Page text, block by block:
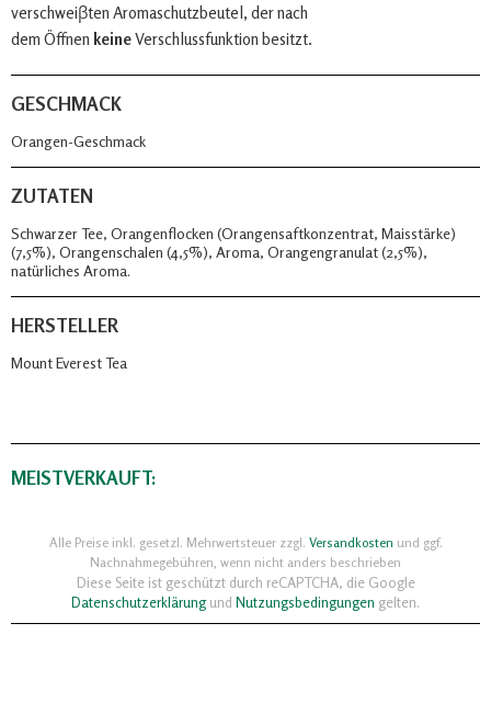
verschweiβten Aromaschutzbeutel, der nach
dem Öffnen keineVerschlussfunktion besitzt.
GESCHMACK
Orangen-Geschmack
ZUTATEN
Schwarzer Tee, Orangenflocken (Orangensaftkonzentrat, Maisstärke)
(7,5%), Orangenschalen (4,5%), Aroma, Orangengranulat (2,5%),
natürliches Aroma.
HERSTELLER
Mount Everest Tea
MEISTVERKAUFT:
Alle Preise inkl. gesetzl. Mehrwertsteuer zzgl. Versandkosten und ggf.
Nachnahmegebühren, wenn nicht anders beschrieben
Diese Seite ist geschützt durch reCAPTCHA, die Google
Datenschutzerklärungund Nutzungsbedingungen gelten.